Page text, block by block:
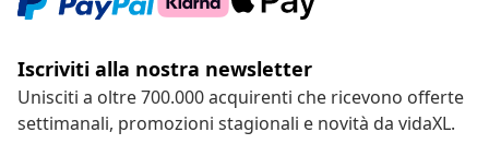
Iscriviti alla nostra newsletter
Unisciti a oltre 700.000 acquirenti che ricevono offerte
settimanali, promozioni stagionali e novità da vidaXL.